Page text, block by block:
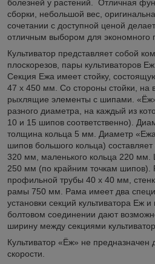
болезней у растений. Отличная
сборки, небольшой вес,
сочетании с доступной ценой
отличным выбором для экономного
Культиватор представляет собой
плоскорезов, пары культиваторов
Секция Ежа имеет стойку,
47 х 450 мм. Со стороны стойки, на
рыхлящие элементы с шипами. «Ёж»
разного диаметра, на каждый из
10 и 15 шипов соответственно).
толщина кольца 5 мм. Диаметр
шипов большого кольца)
320 мм, маленького кольца 220 мм.
250 мм (по крайним точкам шипов).
профильной трубы 40 х 40 мм,
рамы 750 мм. Рама имеет два
установки секций культиватора Еж
болтовом соединении дают
ширину между секциями
Культиватор «Ёж» не
скорости.